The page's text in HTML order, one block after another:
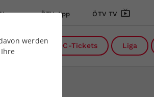
ÖTV App ÖTV TV
DC-Tickets Liga
werden